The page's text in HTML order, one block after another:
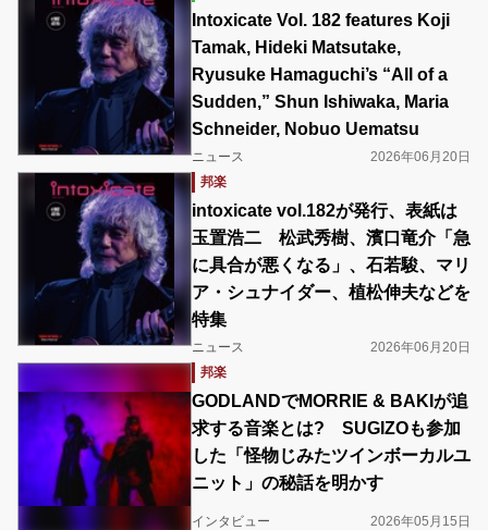
Intoxicate Vol. 182 features Koji
Tamak, Hideki Matsutake,
Ryusuke Hamaguchi’s “All of a
Sudden,” Shun Ishiwaka, Maria
Schneider, Nobuo Uematsu
ニュース
2026年06月20日
邦楽
intoxicate vol.182が発行、表紙は
玉置浩二 松武秀樹、濱口竜介「急
に具合が悪くなる」、石若駿、マリ
ア・シュナイダー、植松伸夫などを
特集
ニュース
2026年06月20日
邦楽
GODLANDでMORRIE & BAKIが追
求する音楽とは? SUGIZOも参加
した「怪物じみたツインボーカルユ
ニット」の秘話を明かす
インタビュー
2026年05月15日